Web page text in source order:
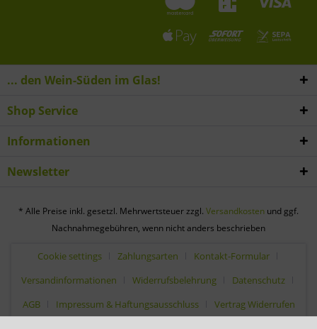
... den Wein-Süden im Glas!
Shop Service
Informationen
Newsletter
* Alle Preise inkl. gesetzl. Mehrwertsteuer zzgl. Versandkosten und ggf.
Nachnahmegebühren, wenn nicht anders beschrieben
Cookie settings Zahlungsarten
Kontakt-Formular
Versandinformationen
Widerrufsbelehrung
Datenschutz
AGB
Impressum & Haftungsausschluss Vertrag Widerrufen